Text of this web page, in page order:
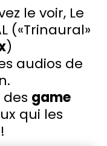
le voir, Le
(«Trinaural»
)
audios de
game
qui les